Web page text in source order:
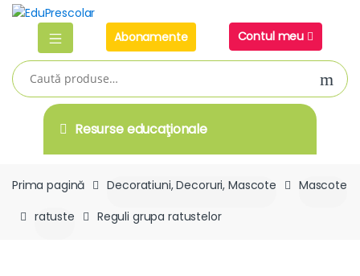
Skip
navigation
Skip
Abonamente
Contul meu
Caută
după:
Resurse educaţionale
Prima pagină Decoratiuni, Decoruri, Mascote
Mascote
ratuste
Reguli grupa ratustelor